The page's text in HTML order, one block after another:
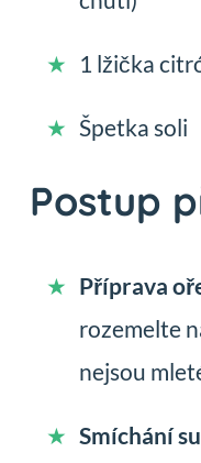
1 lžička
Špetka soli
Postup
Příprava
rozemelte
nejsou
Smíchání